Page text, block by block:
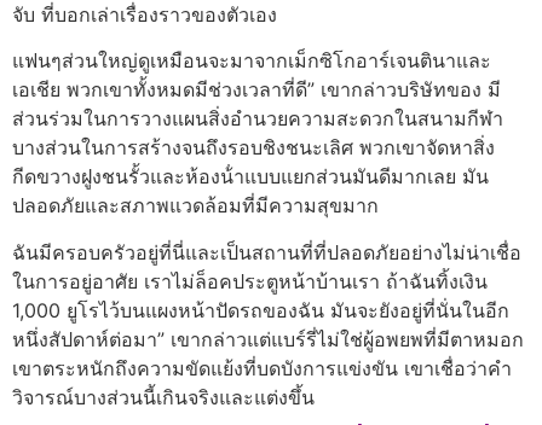
จับ ที่บอกเล่าเรื่องราวของตัวเอง
แฟนๆส่วนใหญ่ดูเหมือนจะมาจากเม็กซิโกอาร์เจนตินาและ
เอเชีย พวกเขาทั้งหมดมีช่วงเวลาที่ดี” เขากล่าวบริษัทของ มี
ส่วนร่วมในการวางแผนสิ่งอํานวยความสะดวกในสนามกีฬา
บางส่วนในการสร้างจนถึงรอบชิงชนะเลิศ พวกเขาจัดหาสิ่ง
กีดขวางฝูงชนรั้วและห้องน้ําแบบแยกส่วนมันดีมากเลย มัน
ปลอดภัยและสภาพแวดล้อมที่มีความสุขมาก
ฉันมีครอบครัวอยู่ที่นี่และเป็นสถานที่ที่ปลอดภัยอย่างไม่น่าเชื่อ
ในการอยู่อาศัย เราไม่ล็อคประตูหน้าบ้านเรา ถ้าฉันทิ้งเงิน
1,000 ยูโรไว้บนแผงหน้าปัดรถของฉัน มันจะยังอยู่ที่นั่นในอีก
หนึ่งสัปดาห์ต่อมา” เขากล่าวแต่แบร์รี่ไม่ใช่ผู้อพยพที่มีตาหมอก
เขาตระหนักถึงความขัดแย้งที่บดบังการแข่งขัน เขาเชื่อว่าคํา
วิจารณ์บางส่วนนี้เกินจริงและแต่งขึ้น